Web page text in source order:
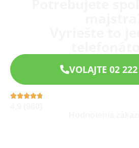
VOLAJTE 02